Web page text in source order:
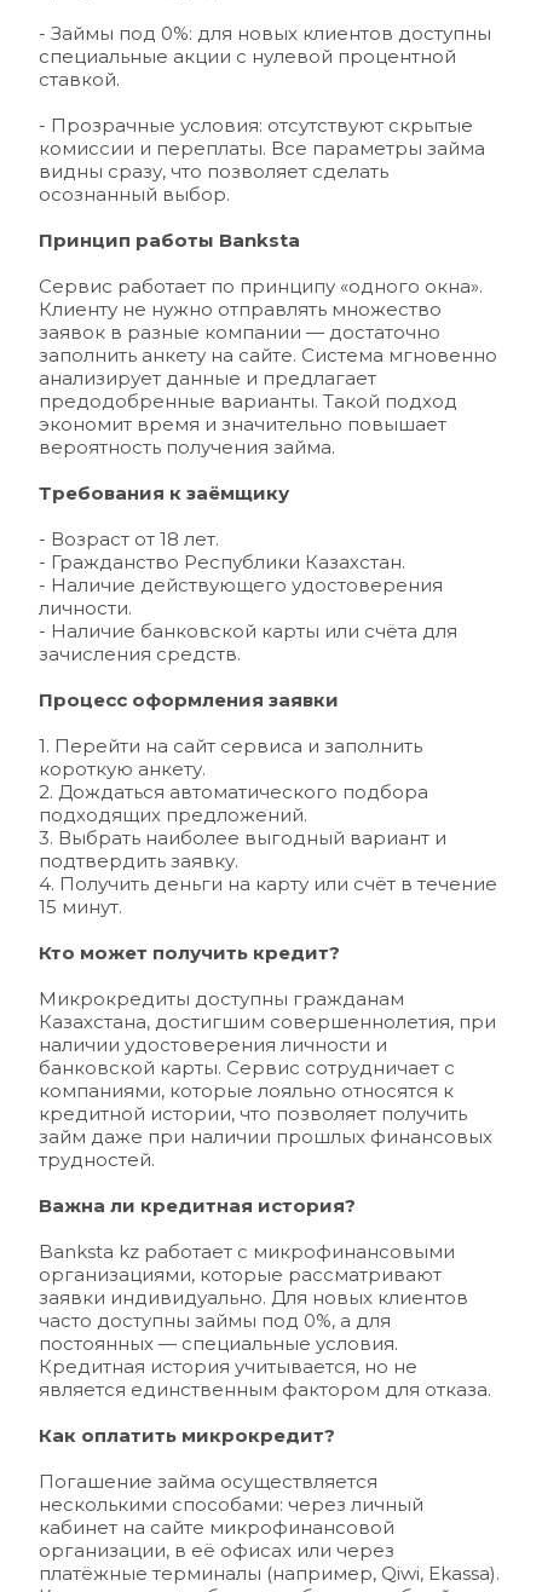
- Займы под 0%: для новых клиентов доступны
специальные акции с нулевой процентной
ставкой.
- Прозрачные условия: отсутствуют скрытые
комиссии и переплаты. Все параметры займа
видны сразу, что позволяет сделать
осознанный выбор.
Принцип работы Banksta
Сервис работает по принципу «одного окна».
Клиенту не нужно отправлять множество
заявок в разные компании — достаточно
заполнить анкету на сайте. Система мгновенно
анализирует данные и предлагает
предодобренные варианты. Такой подход
экономит время и значительно повышает
вероятность получения займа.
Требования к заёмщику
- Возраст от 18 лет.
- Гражданство Республики Казахстан.
- Наличие действующего удостоверения
личности.
- Наличие банковской карты или счёта для
зачисления средств.
Процесс оформления заявки
1. Перейти на сайт сервиса и заполнить
короткую анкету.
2. Дождаться автоматического подбора
подходящих предложений.
3. Выбрать наиболее выгодный вариант и
подтвердить заявку.
4. Получить деньги на карту или счёт в течение
15 минут.
Кто может получить кредит?
Микрокредиты доступны гражданам
Казахстана, достигшим совершеннолетия, при
наличии удостоверения личности и
банковской карты. Сервис сотрудничает с
компаниями, которые лояльно относятся к
кредитной истории, что позволяет получить
займ даже при наличии прошлых финансовых
трудностей.
Важна ли кредитная история?
Banksta kz работает с микрофинансовыми
организациями, которые рассматривают
заявки индивидуально. Для новых клиентов
часто доступны займы под 0%, а для
постоянных — специальные условия.
Кредитная история учитывается, но не
является единственным фактором для отказа.
Как оплатить микрокредит?
Погашение займа осуществляется
несколькими способами: через личный
кабинет на сайте микрофинансовой
организации, в её офисах или через
платёжные терминалы (например, Qiwi, Ekassa).